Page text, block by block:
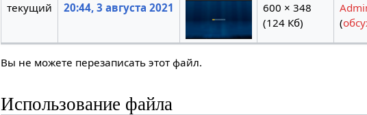
текущий
20:44, 3 августа 2021
600 × 348
(124 Кб)
(
Вы не можете перезаписать этот файл.
Использование файла